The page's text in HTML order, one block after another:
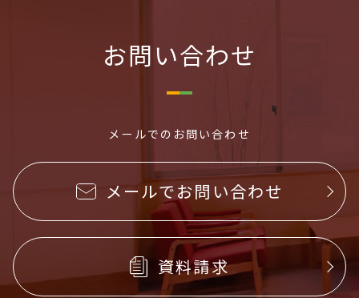
お問い合わせ
メールでのお問い合わせ
メールでお問い合わせ
資料請求